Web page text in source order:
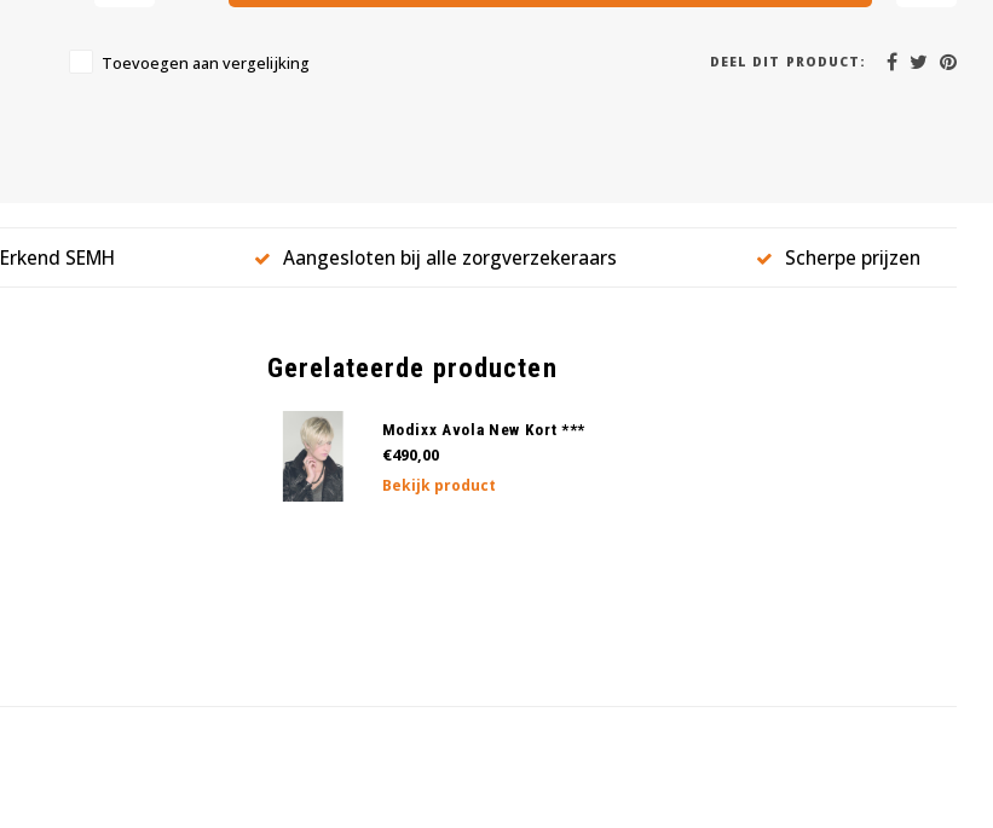
Toevoegen aan vergelijking DEEL DIT PRODUCT:
Erkend SEMH Aangesloten bij alle zorgverzekeraars Scherpe prijzen
Gerelateerde producten
Modixx Avola New Kort ***
€490,00
Bekijk product